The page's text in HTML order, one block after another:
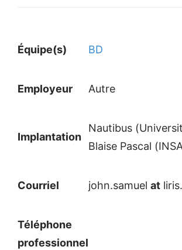
Équipe(s) BD
Employeur Autre
Implantation
Nautibus
Blaise Pascal
Courriel john.samuel at
Téléphone
professionnel